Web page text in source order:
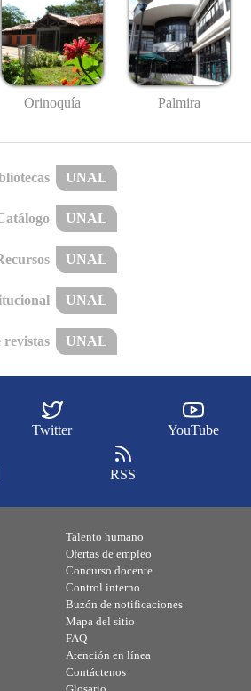
Orinoquía Palmira
UNAL
UNAL
UNAL
UNAL
revistas UNAL
Twitter YouTube
RSS
Talento humano
Ofertas de empleo
Concurso docente
Control interno
Buzón de notificaciones
Mapa del sitio
FAQ
Atención en línea
Contáctenos